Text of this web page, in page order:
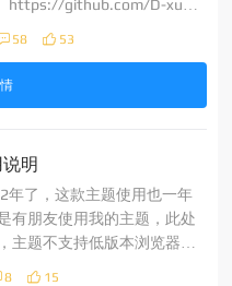
https://github.com/D-xuan
全站ajax； 2.整体颜色采
58 53
明
年了，这款主题使用也一年
有朋友使用我的主题，此处
主题不支持低版本浏览器兼
反馈给我，觉得用的还可以
8 15